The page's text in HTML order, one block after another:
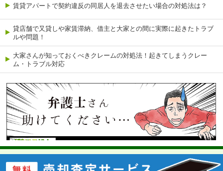
賃貸アパートで契約違反の同居人を退去させたい場合の対処法は？
貸店舗で又貸しや家賃滞納、借主と大家との間に実際に起きたトラブ
ルや問題！
大家さんが知っておくべきクレームの対処法！起きてしまうクレー
ム・トラブル対応